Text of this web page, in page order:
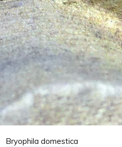
Bryophila domestica